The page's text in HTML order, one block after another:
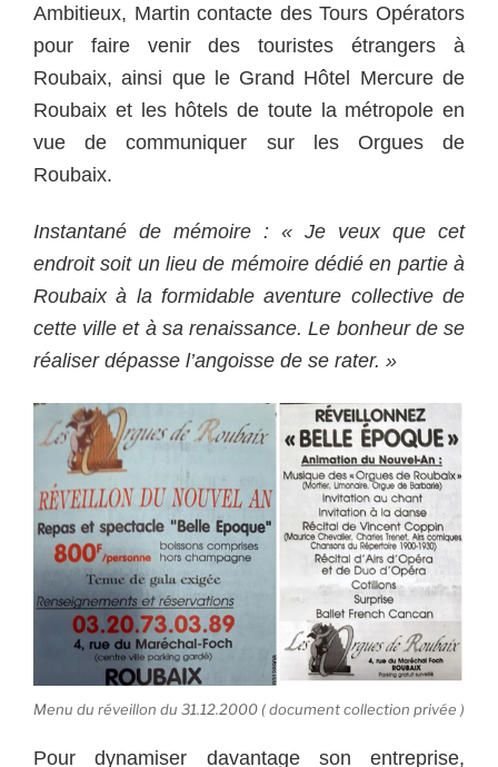
Ambitieux, Martin contacte des Tours Opérators
pour faire venir des touristes étrangers à
Roubaix, ainsi que le Grand Hôtel Mercure de
Roubaix et les hôtels de toute la métropole en
vue de communiquer sur les Orgues de
Roubaix.
Instantané de mémoire : « Je veux que cet
endroit soit un lieu de mémoire dédié en partie à
Roubaix à la formidable aventure collective de
cette ville et à sa renaissance. Le bonheur de se
réaliser dépasse l’angoisse de se rater. »
Menu du réveillon du 31.12.2000 ( document collection privée )
Pour dynamiser davantage son entreprise,